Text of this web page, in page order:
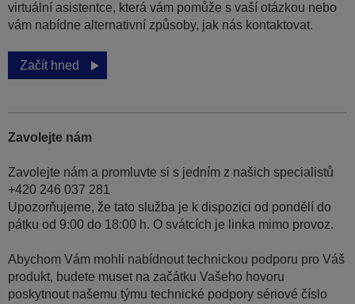
virtuální asistentce, která vám pomůže s vaší otázkou nebo
vám nabídne alternativní způsoby, jak nás kontaktovat.
Začít hned
Zavolejte nám
Zavolejte nám a promluvte si s jedním z našich specialistů
+420 246 037 281
Upozorňujeme, že tato služba je k dispozici od pondělí do
pátku od 9:00 do 18:00 h. O svátcích je linka mimo provoz.
Abychom Vám mohli nabídnout technickou podporu pro Váš
produkt, budete muset na začátku Vašeho hovoru
poskytnout našemu týmu technické podpory sériové číslo